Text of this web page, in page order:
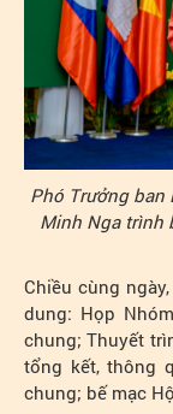
Phó Trưởng ban
Minh Nga trình
Chiều cùng
dung: Họp
chung; Thuyết
tổng kết, thông
chung; bế mạc